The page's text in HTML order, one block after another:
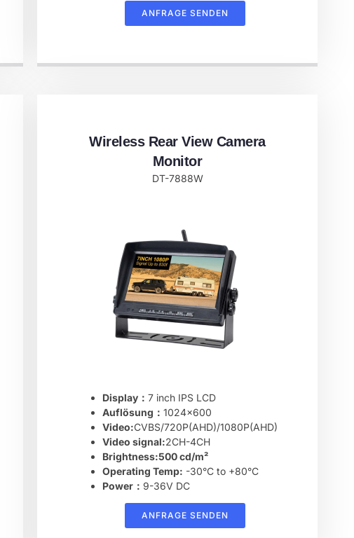
ANFRAGE SENDEN
Wireless Rear View Camera
Monitor​
DT-7888W
Display： 7 inch IPS LCD
Auflösung： 1024×600
Video:CVBS/720P(AHD)/1080P(AHD)
Video signal:2CH-4CH
Brightness:500 cd/m²
Operating Temp: -30°C to +80°C
Power： 9-36V DC
ANFRAGE SENDEN